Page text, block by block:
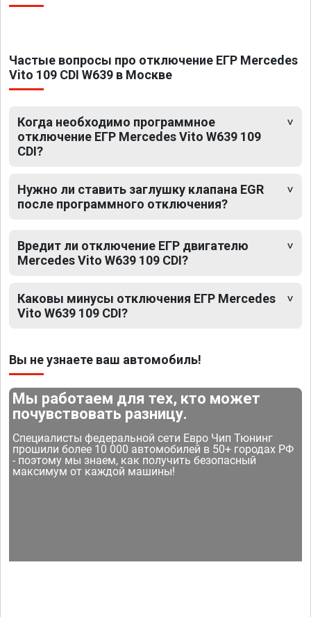
Частые вопросы про отключение ЕГР Mercedes
Vito 109 CDI W639 в Москве
Когда необходимо программное
отключение ЕГР Mercedes Vito W639 109
CDI?
Нужно ли ставить заглушку клапана EGR
после программного отключения?
Вредит ли отключение ЕГР двигателю
Mercedes Vito W639 109 CDI?
Каковы минусы отключения ЕГР Mercedes
Vito W639 109 CDI?
Вы не узнаете ваш автомобиль!
Мы работаем для тех, кто может
почувствовать разницу.
Специалисты федеральной сети Евро Чип Тюнинг
прошили более 10 000 автомобилей в 50+ городах РФ
- поэтому мы знаем, как получить безопасный
максимум от каждой машины!